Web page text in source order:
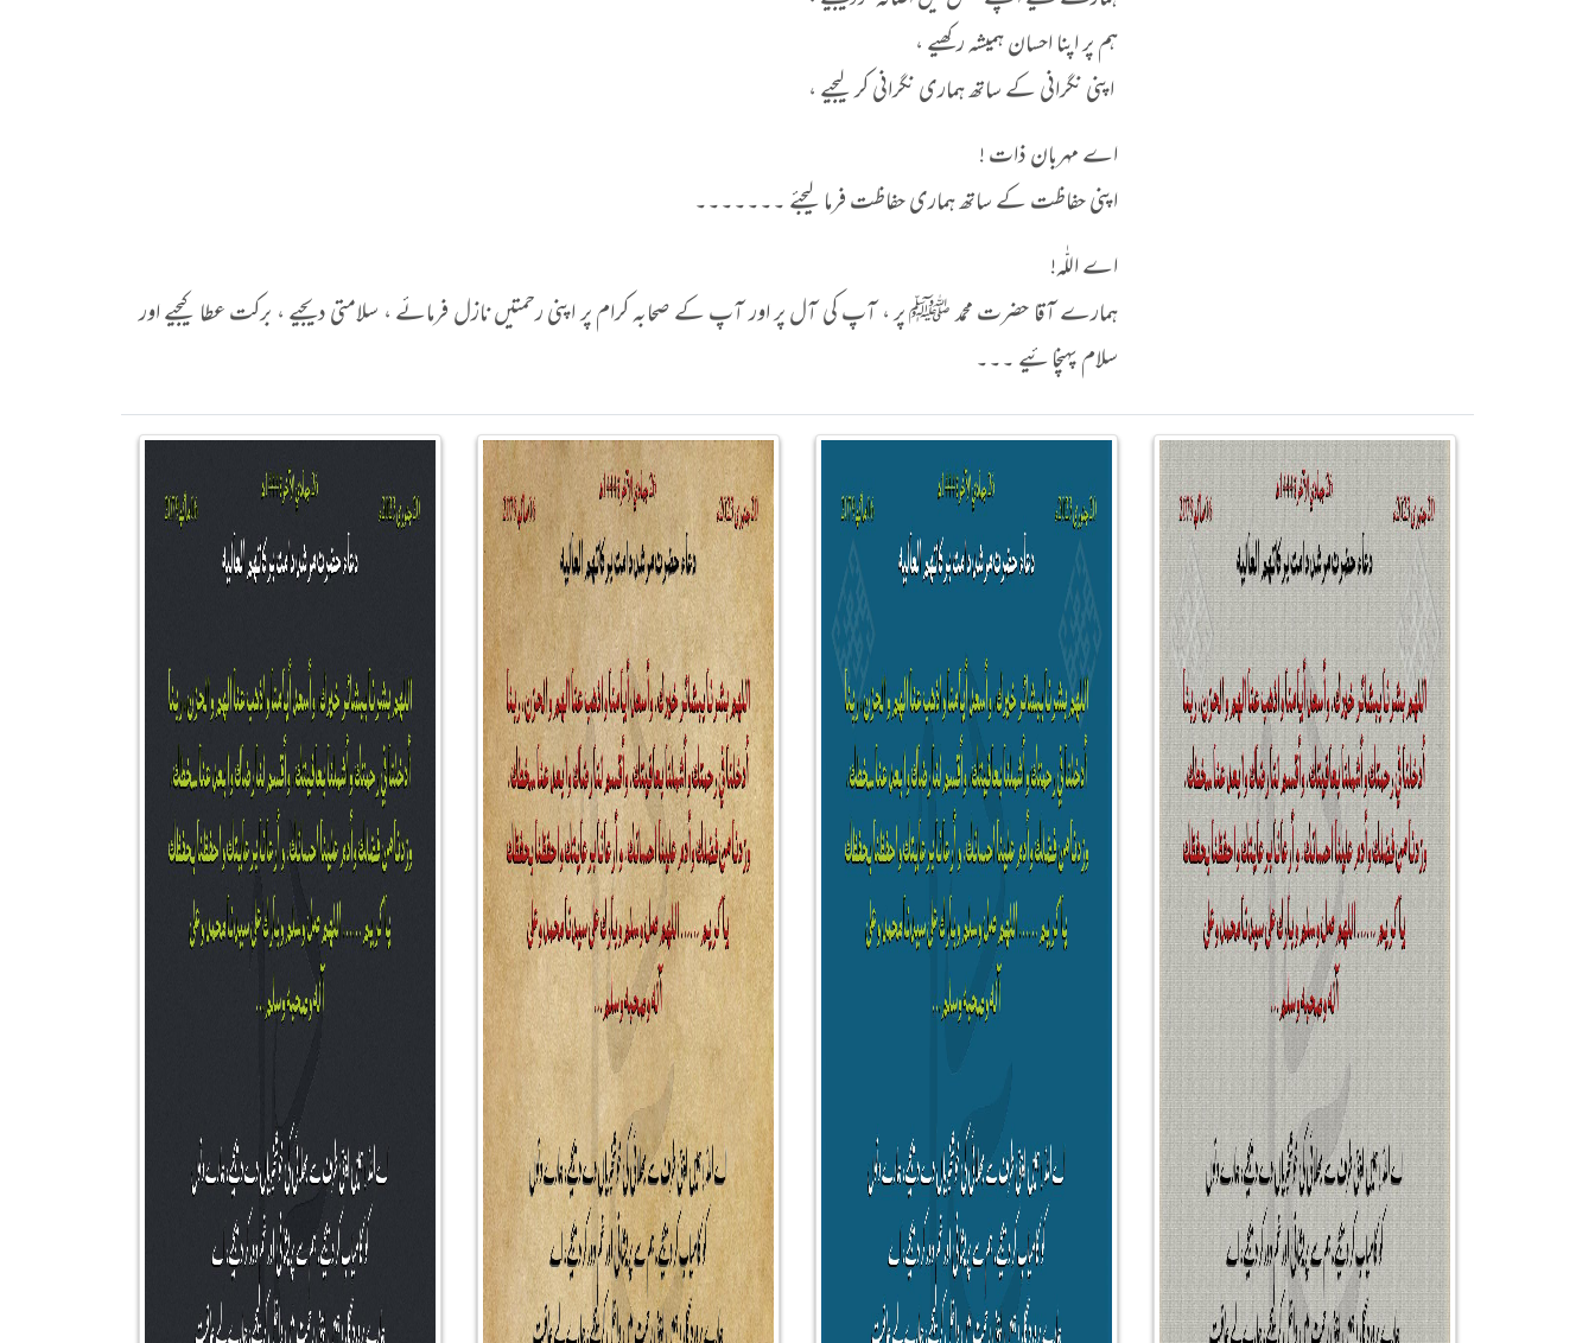
ہم پر اپنا احسان ہمیشہ رکھیے ،
اپنی نگرانی کے ساتھ ہماری نگرانی کر لیجیے ،
اے مہربان ذات !
اپنی حفاظت کے ساتھ ہماری حفاظت فرما لیجئے ۔۔۔۔۔۔۔
اے اللّٰہ!
ہمارے آقا حضرت محمد ﷺ پر ، آپ کی آل پر اور آپ کے صحابہ کرام پر اپنی رحمتیں نازل فرمائے ، سلامتی دیجیے ، برکت عطا کیجیے اور
سلام پہنچائیے ۔۔۔